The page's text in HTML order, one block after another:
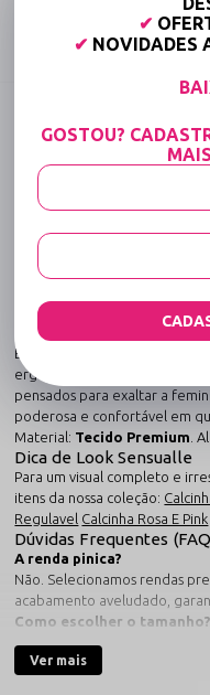
Código identificador (SKU):
Conjunto Aberto
- Conjunto Pula-
Conjunto Aberto em
Pula-pula - Vermelho
peça foi criada para
visual arrebatador.
Este conjunto de fetiche para
ergonomia e pelo toque
pensados para exaltar a
poderosa e confortável em
Material: Tecido Premium .
Dica de Look Sensualle
Para um visual completo e
itens da nossa coleção:
Regulavel Calcinha Rosa E Pink
Dúvidas Frequentes
A renda pinica?
Não. Selecionamos rendas
acabamento aveludado,
Como escolher o tamanho?
Nossa modelagem segue o
a tabela de medidas,
Ver mais
✔
✔ NOVIDADES
GOSTOU?